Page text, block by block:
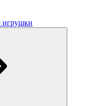
игрушки